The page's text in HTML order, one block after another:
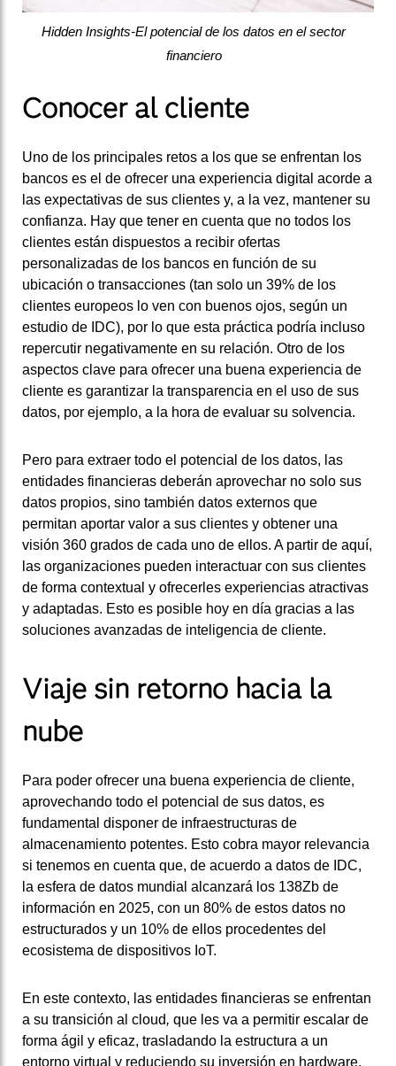
Hidden Insights-El potencial de los datos en el sector
financiero
Conocer al cliente
Uno de los principales retos a los que se enfrentan los
bancos es el de ofrecer una experiencia digital acorde a
las expectativas de sus clientes y, a la vez, mantener su
confianza. Hay que tener en cuenta que no todos los
clientes están dispuestos a recibir ofertas
personalizadas de los bancos en función de su
ubicación o transacciones (tan solo un 39% de los
clientes europeos lo ven con buenos ojos, según un
estudio de IDC), por lo que esta práctica podría incluso
repercutir negativamente en su relación. Otro de los
aspectos clave para ofrecer una buena experiencia de
cliente es garantizar la transparencia en el uso de sus
datos, por ejemplo, a la hora de evaluar su solvencia.
Pero para extraer todo el potencial de los datos, las
entidades financieras deberán aprovechar no solo sus
datos propios, sino también datos externos que
permitan aportar valor a sus clientes y obtener una
visión 360 grados de cada uno de ellos. A partir de aquí,
las organizaciones pueden interactuar con sus clientes
de forma contextual y ofrecerles experiencias atractivas
y adaptadas. Esto es posible hoy en día gracias a las
soluciones avanzadas de inteligencia de cliente.
Viaje sin retorno hacia la
nube
Para poder ofrecer una buena experiencia de cliente,
aprovechando todo el potencial de sus datos, es
fundamental disponer de infraestructuras de
almacenamiento potentes. Esto cobra mayor relevancia
si tenemos en cuenta que, de acuerdo a datos de IDC,
la esfera de datos mundial alcanzará los 138Zb de
información en 2025, con un 80% de estos datos no
estructurados y un 10% de ellos procedentes del
ecosistema de dispositivos IoT.
En este contexto, las entidades financieras se enfrentan
a su transición al cloud, que les va a permitir escalar de
forma ágil y eficaz, trasladando la estructura a un
entorno virtual y reduciendo su inversión en hardware.